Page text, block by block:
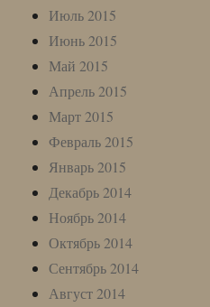
Июль 2015
Июнь 2015
Май 2015
Апрель 2015
Март 2015
Февраль 2015
Январь 2015
Декабрь 2014
Ноябрь 2014
Октябрь 2014
Сентябрь 2014
Август 2014